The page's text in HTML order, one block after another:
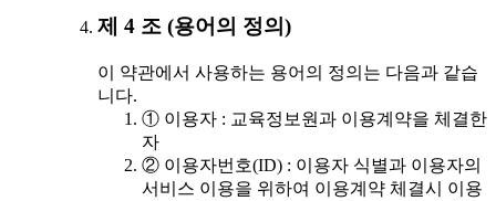
제 4 조 (용어의 정의)
이 약관에서 사용하는 용어의 정의는 다음과 같습
니다.
① 이용자 : 교육정보원과 이용계약을 체결한
자
② 이용자번호(ID) : 이용자 식별과 이용자의
서비스 이용을 위하여 이용계약 체결시 이용